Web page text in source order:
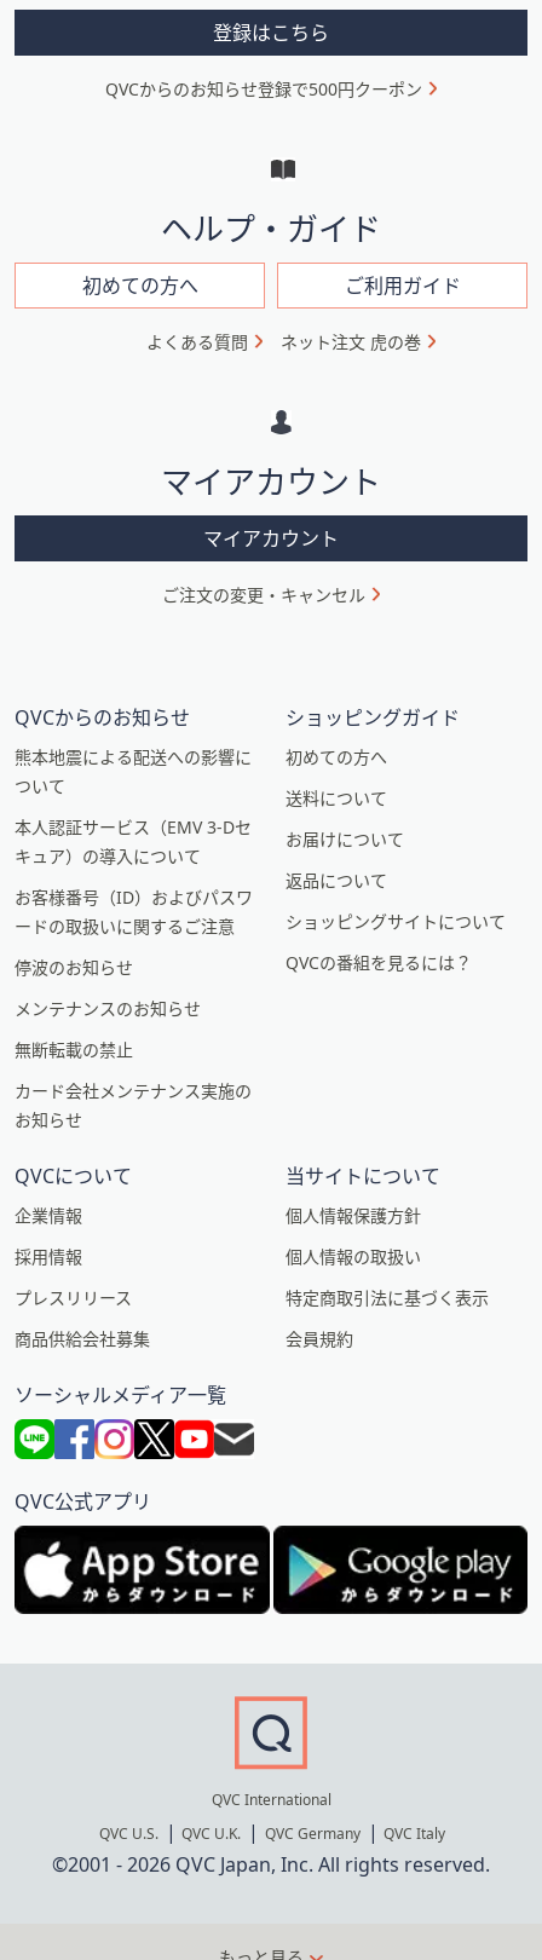
メ
ニ
ン
ン
登録はこちら
QVCからのお知らせ登録で500円クーポン
ヘルプ・ガイド
初めての方へ ご利用ガイド
よくある質問 ネット注文 虎の巻
マイアカウント
マイアカウント
ご注文の変更・キャンセル
QVCからのお知らせ
熊本地震による配送への影響に
ついて
本人認証サービス（EMV 3-Dセ
キュア）の導入について
お客様番号（ID）およびパスワ
ードの取扱いに関するご注意
停波のお知らせ
メンテナンスのお知らせ
無断転載の禁止
カード会社メンテナンス実施の
お知らせ
ショッピングガイド
初めての方へ
送料について
お届けについて
返品について
ショッピングサイトについて
QVCの番組を見るには？
QVCについて
企業情報
採用情報
プレスリリース
商品供給会社募集
当サイトについて
個人情報保護方針
個人情報の取扱い
特定商取引法に基づく表示
会員規約
ソーシャルメディア一覧
QVC公式アプリ
QVC International
QVC U.S.
QVC U.K. QVC Germany QVC Italy
©2001 - 2026 QVC Japan, Inc. All rights reserved.